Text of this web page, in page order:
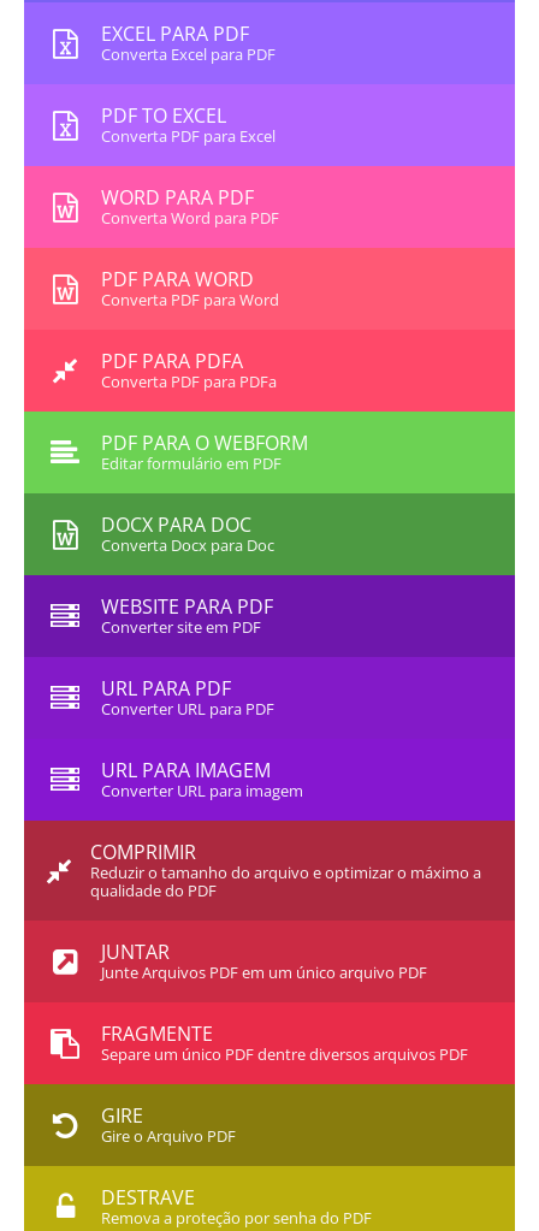
EXCEL PARA PDF
Converta Excel para PDF
PDF TO EXCEL
Converta PDF para Excel
WORD PARA PDF
Converta Word para PDF
PDF PARA WORD
Converta PDF para Word
PDF PARA PDFA
Converta PDF para PDFa
PDF PARA O WEBFORM
Editar formulário em PDF
DOCX PARA DOC
Converta Docx para Doc
WEBSITE PARA PDF
Converter site em PDF
URL PARA PDF
Converter URL para PDF
URL PARA IMAGEM
Converter URL para imagem
COMPRIMIR
Reduzir o tamanho do arquivo e optimizar o máximo a
qualidade do PDF
JUNTAR
Junte Arquivos PDF em um único arquivo PDF
FRAGMENTE
Separe um único PDF dentre diversos arquivos PDF
GIRE
Gire o Arquivo PDF
DESTRAVE
Remova a proteção por senha do PDF